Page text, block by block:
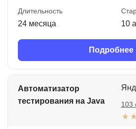
Длительность
24 месяца 10
Подробнее
Автоматизатор
тестирования на Java
103